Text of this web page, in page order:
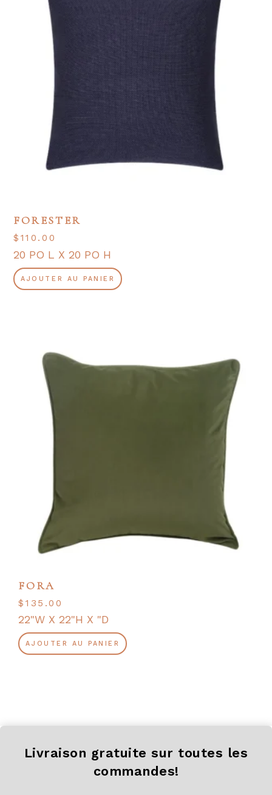
FORESTER
$ 110.00
20 PO L X 20 PO H
AJOUTER AU PANIER
FORA
$135.00
22"W X 22"H X "D
AJOUTER AU PANIER
Livraison gratuite sur toutes les
commandes!